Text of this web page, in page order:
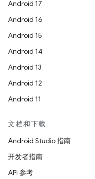
Android 17
Android 16
Android 15
Android 14
Android 13
Android 12
Android 11
文档和下载
Android Studio 指南
开发者指南
API 参考